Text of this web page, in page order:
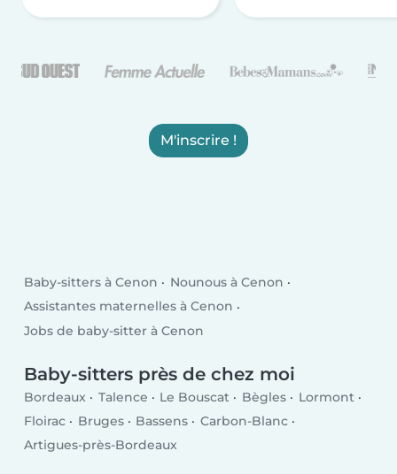
M'inscrire !
Baby-sitters à Cenon
Nounous à Cenon
Assistantes maternelles à Cenon
Jobs de baby-sitter à Cenon
Baby-sitters près de chez moi
Bordeaux Talence Le Bouscat Bègles
Lormont
Floirac
Bruges Bassens
Carbon-Blanc
Artigues-près-Bordeaux